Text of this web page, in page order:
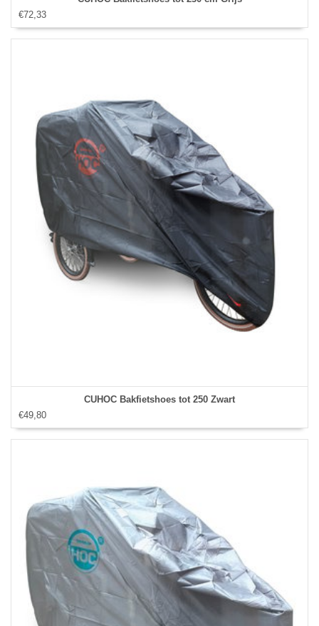
€72,33
CUHOC Bakfietshoes tot 250 Zwart
€49,80